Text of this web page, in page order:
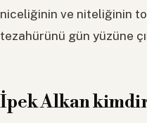
niceliğinin ve niteliğinin
tezahürünü gün yüzüne
İpek Alkan